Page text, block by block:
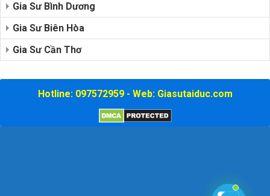
Gia Sư Bình Dương
Gia Sư Biên Hòa
Gia Sư Cần Thơ
Hotline: 097572959 - Web: Giasutaiduc.com